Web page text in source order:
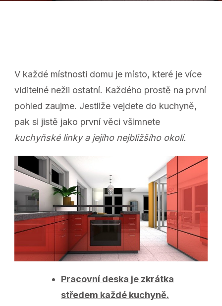
V každé místnosti domu je místo, které je více
viditelné nežli ostatní. Každého prostě na první
pohled zaujme. Jestliže vejdete do kuchyně,
pak si jistě jako první věci všimnete
kuchyňské linky a jejího nejbližšího okolí.
Pracovní deska je zkrátka
středem každé kuchyně.